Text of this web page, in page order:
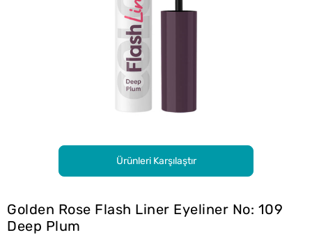
Ürünleri Karşılaştır
Golden Rose Flash Liner Eyeliner No: 109
Deep Plum